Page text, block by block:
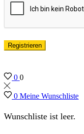
Registrieren
0 0
0 Meine Wunschliste
Wunschliste ist leer.